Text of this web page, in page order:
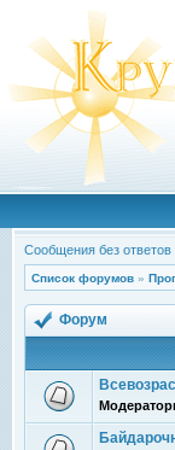
Сообщения без ответов
Список форумов »
Форум